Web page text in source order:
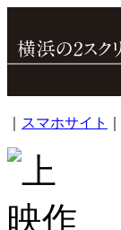
スマホサイト